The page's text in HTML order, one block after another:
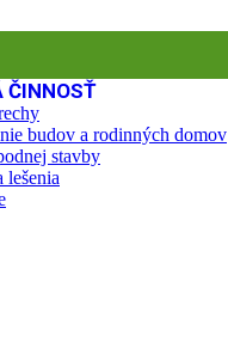
ČINNOSŤ
budov a rodinných domov
stavby
lešenia